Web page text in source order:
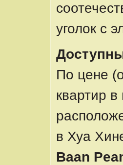
уголок с
По цене
квартир
в Хуа
Baan